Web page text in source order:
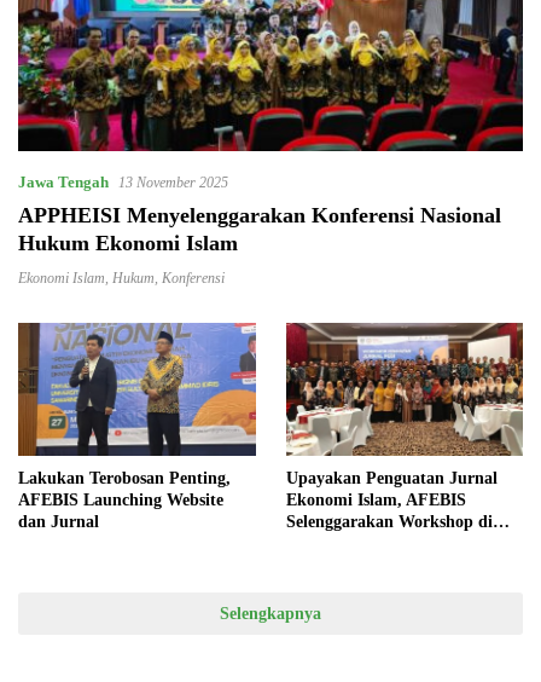
Jawa Tengah 13 November 2025
APPHEISI Menyelenggarakan Konferensi Nasional
Hukum Ekonomi Islam
Ekonomi Islam Hukum Konferensi
Lakukan Terobosan Penting,
AFEBIS Launching Website
dan Jurnal
Upayakan Penguatan Jurnal
Ekonomi Islam, AFEBIS
Selenggarakan Workshop di
Selengkapnya